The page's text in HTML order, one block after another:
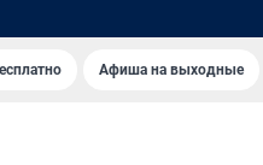
Афиша на выходные